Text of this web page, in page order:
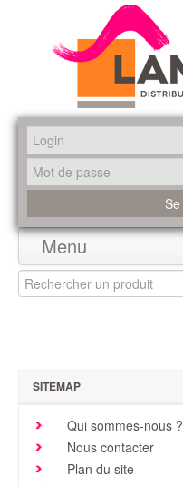
Menu
Accueil
Promotions
Brochures & Tarifs
Actualités
SITEMAP
Qui sommes-nous ?
Nous contacter
Plan du site